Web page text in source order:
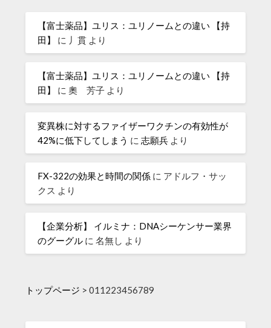
【富士薬品】ユリス：ユリノームとの違い 【持
田】
に 丿貫 より
【富士薬品】ユリス：ユリノームとの違い 【持
田】
に奧 芳子 より
変異株に対するファイザーワクチンの有効性が
42%に低下してしまう に志願兵 より
FX-322の効果と時間の関係 に アドルフ・サッ
クス より
【企業分析】 イルミナ：DNAシーケンサー業界
のグーグル に名無し より
トップページ >011223456789